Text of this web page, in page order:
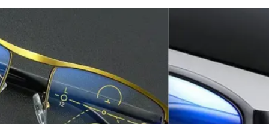
Pet Malzemeleri